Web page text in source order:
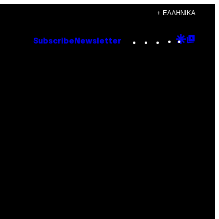
+ ΕΛΛΗΝΙΚΆ
Subscribe Newsletter Instagram
TikTok
YouTube
Google